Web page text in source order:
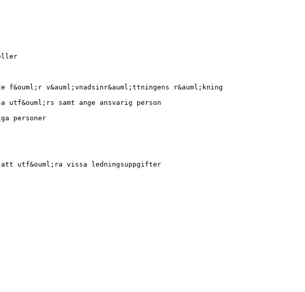
v&auml;vnadsinr&auml;ttningens r&auml;kning
samt ange ansvarig person
personer
att utf&ouml;ra vissa ledningsuppgifter